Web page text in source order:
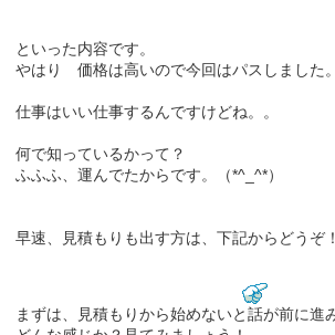
といった内容です。
やはり 価格は高いので今回はパスしました。
仕事はいい仕事するんですけどね。。
何で知っているかって？
ふふふ、運んでたからです。（*^_^*）
早速、見積もりも出す方は、下記からどうぞ！
まずは、見積もりから始めないと話が前に進